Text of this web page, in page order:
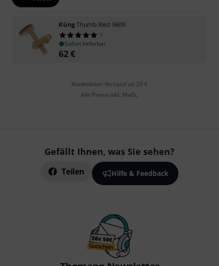
KüngThumb Rest 9609
1
Sofort lieferbar
62€
Kostenloser Versand ab 29 €
Alle Preise inkl. MwSt.
Gefällt Ihnen, was Sie sehen?
Teilen Hilfe & Feedback